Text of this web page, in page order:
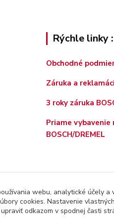
Rýchle linky :
Obchodné
Záruka a
3 roky záruka
Priame vybavenie
BOSCH/DREMEL
webu, analytické účely
cookies. Nastavenie
odkazom v spodnej časti